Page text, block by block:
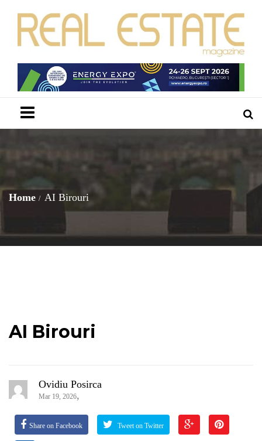
Home AI Birouri
AI Birouri
Ovidiu Posirca
Mar 19, 2026,
Share on Facebook Tweet on Twitter